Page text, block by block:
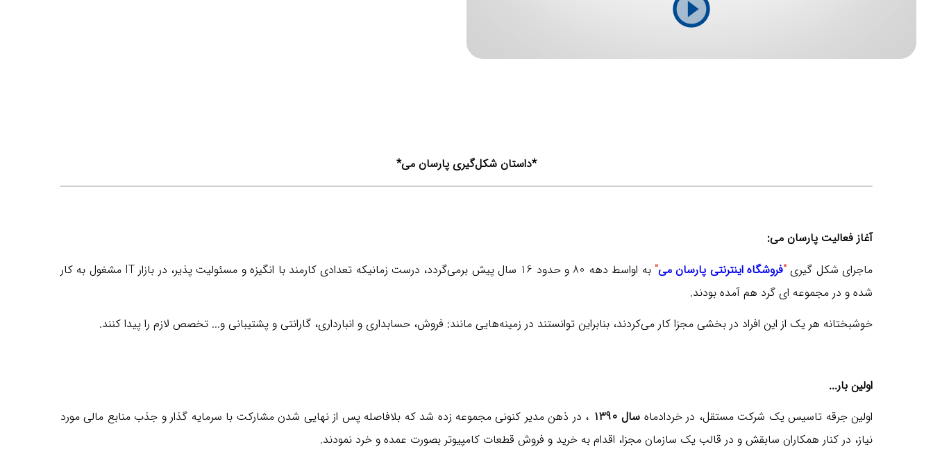
*داستان شکل‌گیری پارسان می*
آغاز فعالیت پارسان می:
ماجرای شکل گیری"فروشگاه اینترنتی پارسان می" به اواسط دهه 80 و حدود 16 سال پیش برمی‌گردد، درست زمانیکه تعدادی کارمند با انگیزه و مسئولیت پذیر، در بازار IT مشغول به کار
شده و در مجموعه ای گرد هم آمده بودند.
خوشبختانه هر یک از این افراد در بخشی مجزا کار می‌کردند، بنابراین توانستند در زمینه‌هایی مانند: فروش، حسابداری و انبارداری، گارانتی و پشتیبانی و... تخصص لازم را پیدا کنند.
اولین بار...
اولین جرقه تاسیس یک شرکت مستقل، در خردادماه سال 1390
، در ذهن مدیر کنونی مجموعه زده شد که بلافاصله پس از نهایی شدن مشارکت با سرمایه گذار و جذب منابع مالی مورد
نیاز، در کنار همکاران سابقش و در قالب یک سازمان مجزا، اقدام به خرید و فروش قطعات کامپیوتر بصورت عمده و خرد نمودند.